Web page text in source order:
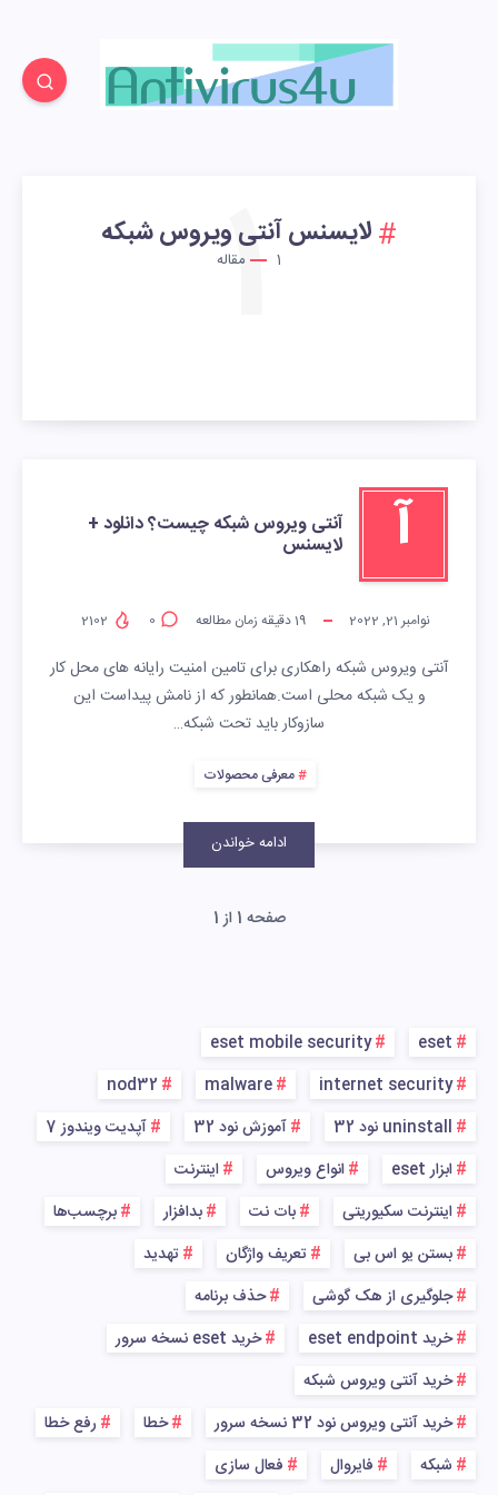
لایسنس آنتی ویروس شبکه
1 مقاله
1
آ آنتی ویروس شبکه چیست؟ دانلود +
لایسنس
نوامبر 21, 2022 19دقیقه زمان مطالعه 0
آنتی ویروس شبکه راهکاری برای تامین امنیت رایانه های محل کار
و یک شبکه محلی است.همانطور که از نامش پیداست این
سازوکار باید تحت شبکه…
معرفی محصولات
ادامه خواندن
صفحه 1 از 1
eset
eset mobile security
internet security
malware
nod32
uninstall نود 32
آموزش نود 32
آپدیت ویندوز 7
ابزار eset
انواع ویروس
اینترنت
اینترنت سکیوریتی
بات نت بدافزار
برچسب‌ها
بستن یو اس بی
تعریف واژگان
تهدید
جلوگیری از هک گوشی
حذف برنامه
خرید eset endpoint
خرید eset نسخه سرور
خرید آنتی ویروس شبکه
خرید آنتی ویروس نود 32 نسخه سرور
خطا
رفع خطا
شبکه
فایروال فعال سازی